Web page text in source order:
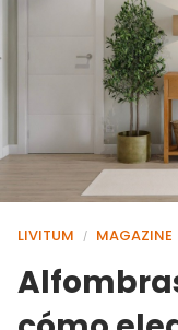
LIVITUM / MAGAZINE